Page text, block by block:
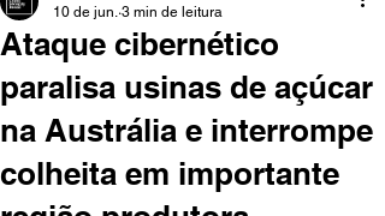
Ataque cibernético
paralisa usinas de açúcar
na Austrália e interrompe
colheita em importante
10 de jun. 3 min de leitura